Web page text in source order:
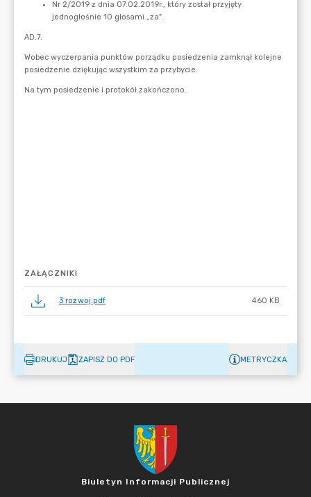
ZAŁĄCZNIKI
3 rozwoj.pdf 460 KB
DRUKUJ ZAPISZ DO PDF METRYCZKA
Biuletyn Informacji Publicznej